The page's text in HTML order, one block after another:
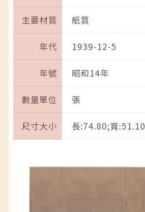
主要材質 紙質
年代 1939-12-5
年號 昭和14年
數量單位 張
尺寸大小 長:74.80;寬:51.10